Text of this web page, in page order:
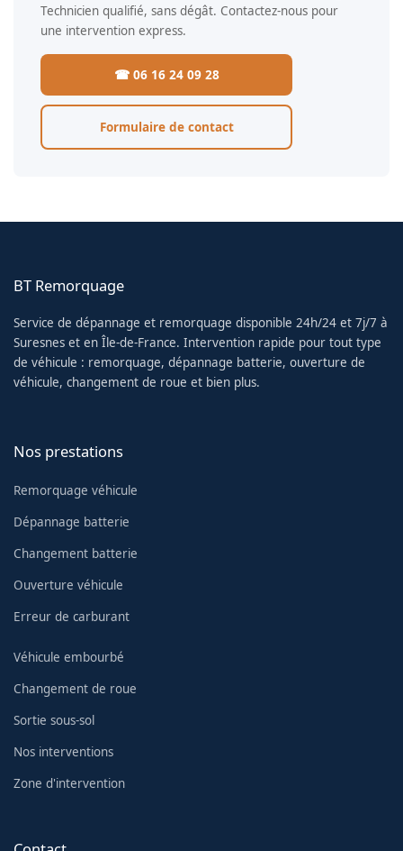
Technicien qualifié, sans dégât. Contactez-nous pour
une intervention express.
☎ 06 16 24 09 28
Formulaire de contact
BT Remorquage
Service de dépannage et remorquage disponible 24h/24 et 7j/7 à
Suresnes et en Île-de-France. Intervention rapide pour tout type
de véhicule : remorquage, dépannage batterie, ouverture de
véhicule, changement de roue et bien plus.
Nos prestations
Remorquage véhicule
Dépannage batterie
Changement batterie
Ouverture véhicule
Erreur de carburant
Véhicule embourbé
Changement de roue
Sortie sous-sol
Nos interventions
Zone d'intervention